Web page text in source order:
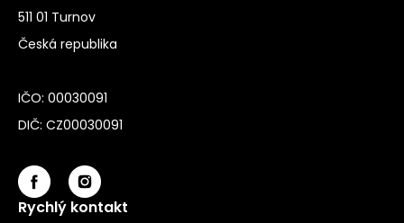
511 01 Turnov
Česká republika
IČO: 00030091
DIČ: CZ00030091
Rychlý kontakt